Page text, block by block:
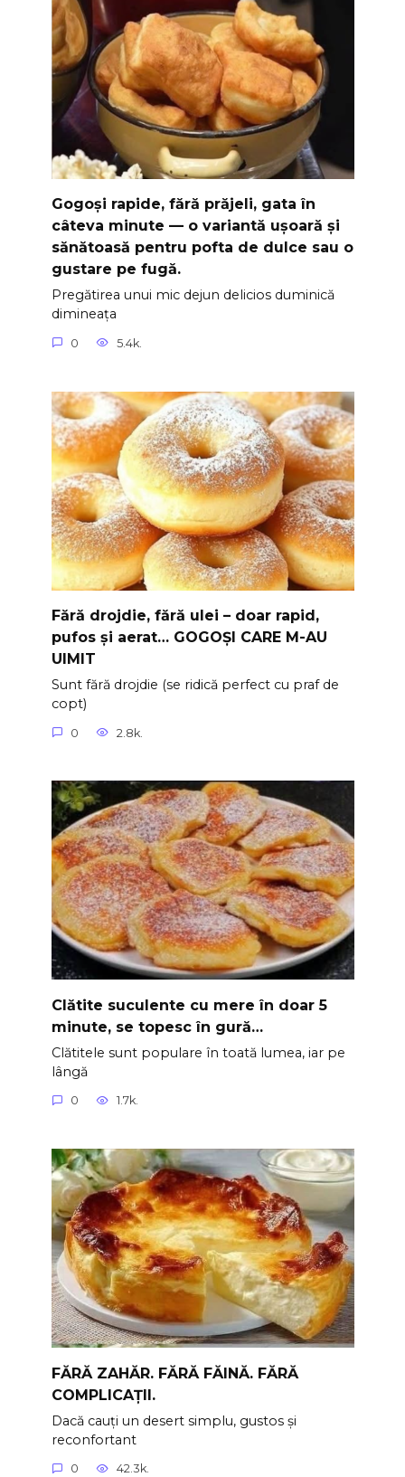
Gogoși rapide, fără prăjeli, gata în
câteva minute — o variantă ușoară și
sănătoasă pentru pofta de dulce sau o
gustare pe fugă.
Pregătirea unui mic dejun delicios duminică
dimineața
0 5.4k.
Fără drojdie, fără ulei – doar rapid,
pufos și aerat… GOGOȘI CARE M-AU
UIMIT
Sunt fără drojdie (se ridică perfect cu praf de
copt)
0 2.8k.
Clătite suculente cu mere în doar 5
minute, se topesc în gură…
Clătitele sunt populare în toată lumea, iar pe
lângă
0 1.7k.
FĂRĂ ZAHĂR. FĂRĂ FĂINĂ. FĂRĂ
COMPLICAȚII.
Dacă cauți un desert simplu, gustos și
reconfortant
0 42.3k.